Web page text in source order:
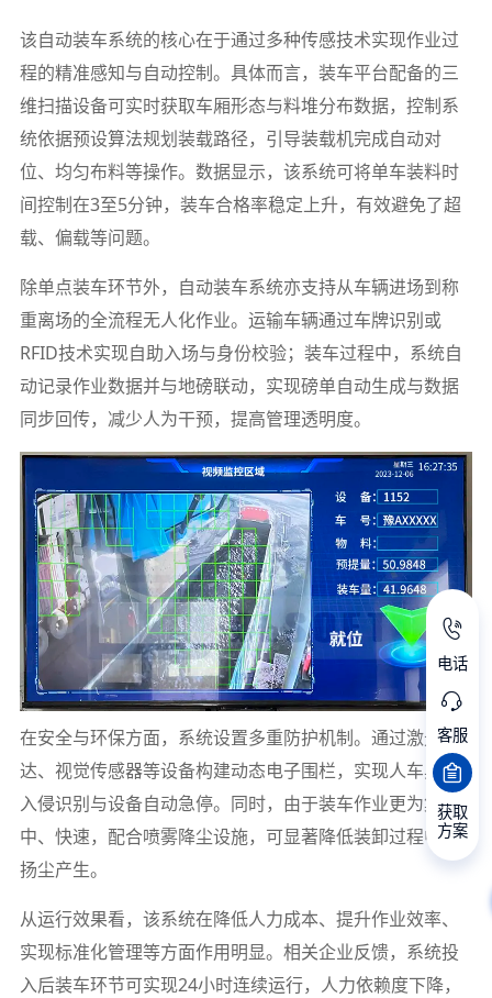
该自动装车系统的核心在于通过多种传感技术实现作业过
程的精准感知与自动控制。具体而言，装车平台配备的三
维扫描设备可实时获取车厢形态与料堆分布数据，控制系
统依据预设算法规划装载路径，引导装载机完成自动对
位、均匀布料等操作。数据显示，该系统可将单车装料时
间控制在3至5分钟，装车合格率稳定上升，有效避免了超
载、偏载等问题。
除单点装车环节外，自动装车系统亦支持从车辆进场到称
重离场的全流程无人化作业。运输车辆通过车牌识别或
RFID技术实现自助入场与身份校验；装车过程中，系统自
动记录作业数据并与地磅联动，实现磅单自动生成与数据
同步回传，减少人为干预，提高管理透明度。
在安全与环保方面，系统设置多重防护机制。通过激光雷
达、视觉传感器等设备构建动态电子围栏，实现人车异物
入侵识别与设备自动急停。同时，由于装车作业更为集
中、快速，配合喷雾降尘设施，可显著降低装卸过程中的
扬尘产生。
从运行效果看，该系统在降低人力成本、提升作业效率、
实现标准化管理等方面作用明显。相关企业反馈，系统投
入后装车环节可实现24小时连续运行，人力依赖度下降，
电话
客服
获取
方案